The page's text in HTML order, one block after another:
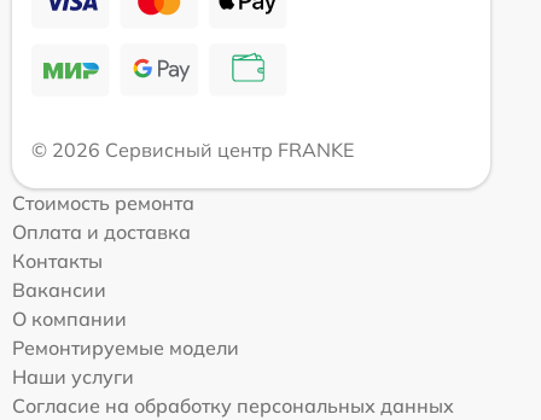
© 2026 Сервисный центр FRANKE
Стоимость ремонта
Оплата и доставка
Контакты
Вакансии
О компании
Ремонтируемые модели
Наши услуги
Согласие на обработку персональных данных